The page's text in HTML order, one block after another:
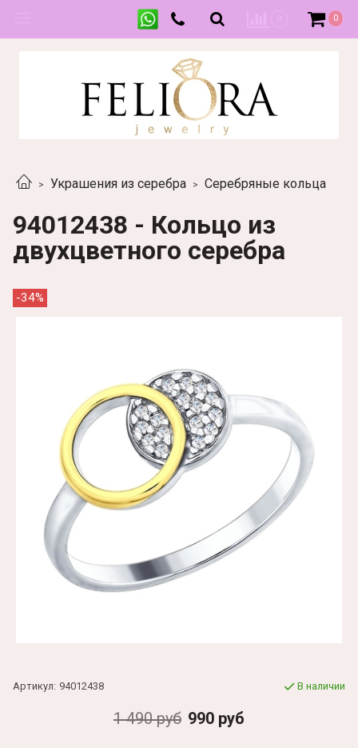
0
Украшения из серебра Серебряные кольца
94012438 - Кольцо из
двухцветного серебра
-34%
Артикул: 94012438 В наличии
1 490 руб 990 руб